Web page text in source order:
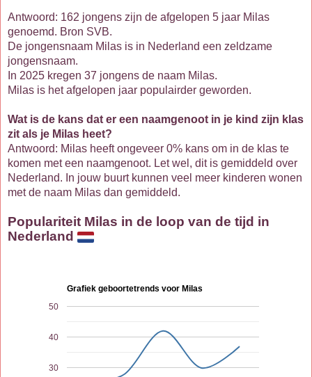
Antwoord: 162 jongens zijn de afgelopen 5 jaar Milas
genoemd. Bron SVB.
De jongensnaam Milas is in Nederland een zeldzame
jongensnaam.
In 2025 kregen 37 jongens de naam Milas.
Milas is het afgelopen jaar populairder geworden.
Wat is de kans dat er een naamgenoot in je kind zijn klas
zit als je Milas heet?
Antwoord: Milas heeft ongeveer 0% kans om in de klas te
komen met een naamgenoot. Let wel, dit is gemiddeld over
Nederland. In jouw buurt kunnen veel meer kinderen wonen
met de naam Milas dan gemiddeld.
Populariteit Milas in de loop van de tijd in
Nederland
Grafiek geboortetrends voor Milas
30
40
50